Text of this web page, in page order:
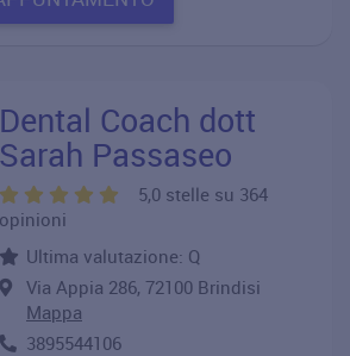
Dental Coach dott
Sarah Passaseo
5,0 stelle su 364
opinioni
Ultima valutazione: Q
Via Appia 286, 72100 Brindisi
Mappa
3895544106